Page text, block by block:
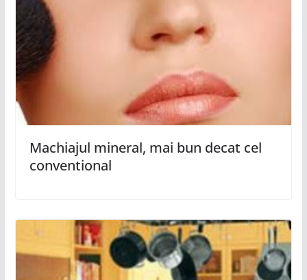
Machiajul mineral, mai bun decat cel
conventional